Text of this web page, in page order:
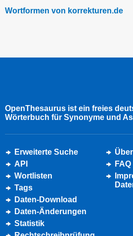
Wortformen von korrekturen.de
OpenThesaurus ist ein freies
Wörterbuch für Synonyme und
Erweiterte Suche
API
Wortlisten
Tags
Daten-Download
Daten-Änderungen
Statistik
Über
FAQ